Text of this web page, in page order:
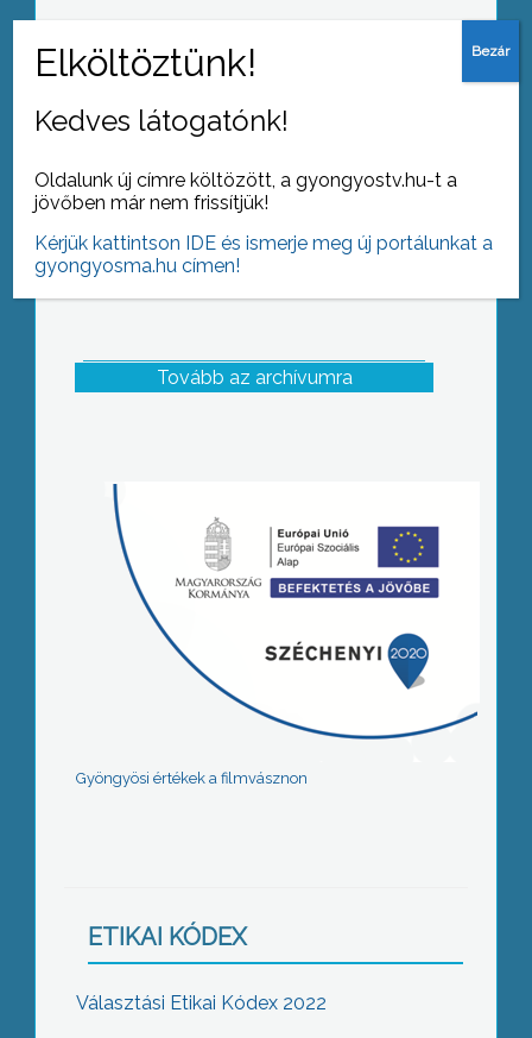
már 1990 óta hagyomány, hogy az
Költészet Napja alkalmából
szavalóversenyt rendeznek
Tovább az archívumra
Gyöngyösi értékek a filmvásznon
ETIKAI KÓDEX
Választási Etikai Kódex 2022
Kedves látogatónk!
Oldalunk új címre költözött, a gyongyostv.hu-t a
jövőben már nem frissítjük!
Kérjük kattintson IDE és ismerje meg új portálunkat a
gyongyosma.hu címen!